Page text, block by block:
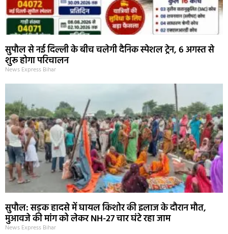
सुपौल से नई दिल्ली के बीच चलेगी दैनिक स्पेशल ट्रेन, 6 अगस्त से
शुरू होगा परिचालन
News Express Bihar
सुपौल: सड़क हादसे में घायल किशोर की इलाज के दौरान मौत,
मुआवजे की मांग को लेकर NH-27 चार घंटे रहा जाम
News Express Bihar